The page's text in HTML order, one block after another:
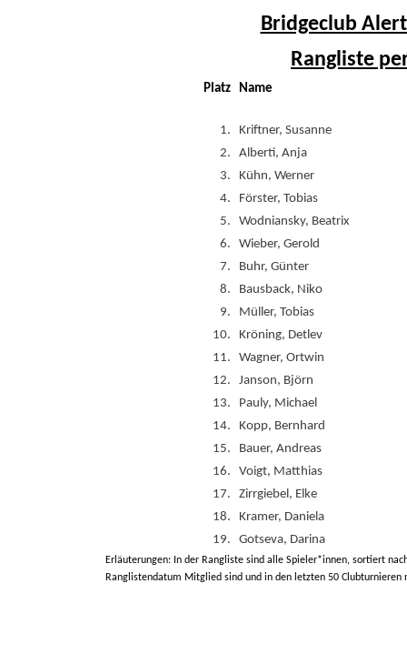
Bridgeclub
Rangliste
Platz Name
1.
Kriftner, Susanne
2.
Alberti, Anja
3.
Kühn, Werner
4.
Förster, Tobias
5.
Wodniansky, Beatrix
6.
Wieber, Gerold
7.
Buhr, Günter
8.
Bausback, Niko
9.
Müller, Tobias
10.
Kröning, Detlev
11.
Wagner, Ortwin
12.
Janson, Björn
13.
Pauly, Michael
14.
Kopp, Bernhard
15.
Bauer, Andreas
16.
Voigt, Matthias
17.
Zirrgiebel, Elke
18.
Kramer, Daniela
19.
Gotseva, Darina
Erläuterungen: In der Rangliste sind alle Spieler*innen, sortiert
Ranglistendatum Mitglied sind und in den letzten 50 Clubturnieren